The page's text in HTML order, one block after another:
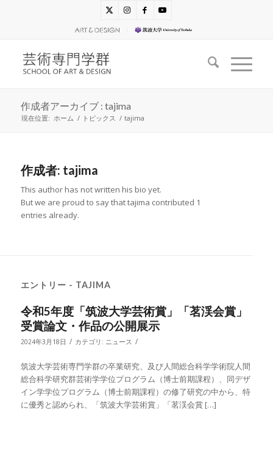
作成者アーカイブ : tajima
現在位置: ホーム / トピックス / tajima
作成者: tajima
This author has not written his bio yet.
But we are proud to say thattajima contributed 1
entries already.
エントリー - TAJIMA
令和5年度「筑波大学芸術賞」「茗渓会賞」
受賞論文・作品の公開展示
2024年3月18日 / カテゴリ: ニュース /
筑波大学芸術専門学群の卒業研究、及び人間総合科学学術院人間
総合科学研究群芸術学学位プログラム（博士前期課程）、同デザ
イン学学位プログラム（博士前期課程）の修了研究の中から、特
に優秀と認められ、「筑波大学芸術賞」「茗渓会賞 […]